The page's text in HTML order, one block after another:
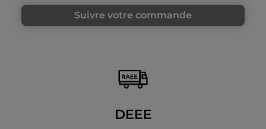
Suivre votre commande
DEEE